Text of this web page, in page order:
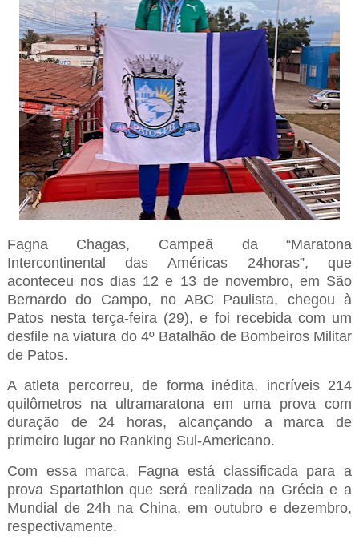
Fagna Chagas, Campeã da “Maratona
Intercontinental das Américas 24horas”, que
aconteceu nos dias 12 e 13 de novembro, em São
Bernardo do Campo, no ABC Paulista, chegou à
Patos nesta terça-feira (29), e foi recebida com um
desfile na viatura do 4º Batalhão de Bombeiros Militar
de Patos.
A atleta percorreu, de forma inédita, incríveis 214
quilômetros na ultramaratona em uma prova com
duração de 24 horas, alcançando a marca de
primeiro lugar no Ranking Sul-Americano.
Com essa marca, Fagna está classificada para a
prova Spartathlon que será realizada na Grécia e a
Mundial de 24h na China, em outubro e dezembro,
respectivamente.